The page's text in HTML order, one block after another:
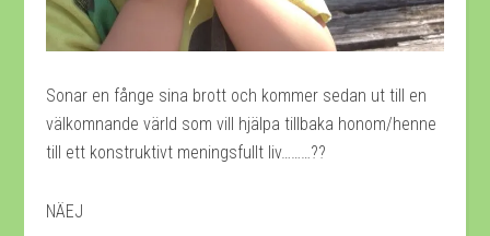
Sonar en fånge sina brott och kommer sedan ut till en
välkomnande värld som vill hjälpa tillbaka honom/henne
till ett konstruktivt meningsfullt liv………??
NÄEJ